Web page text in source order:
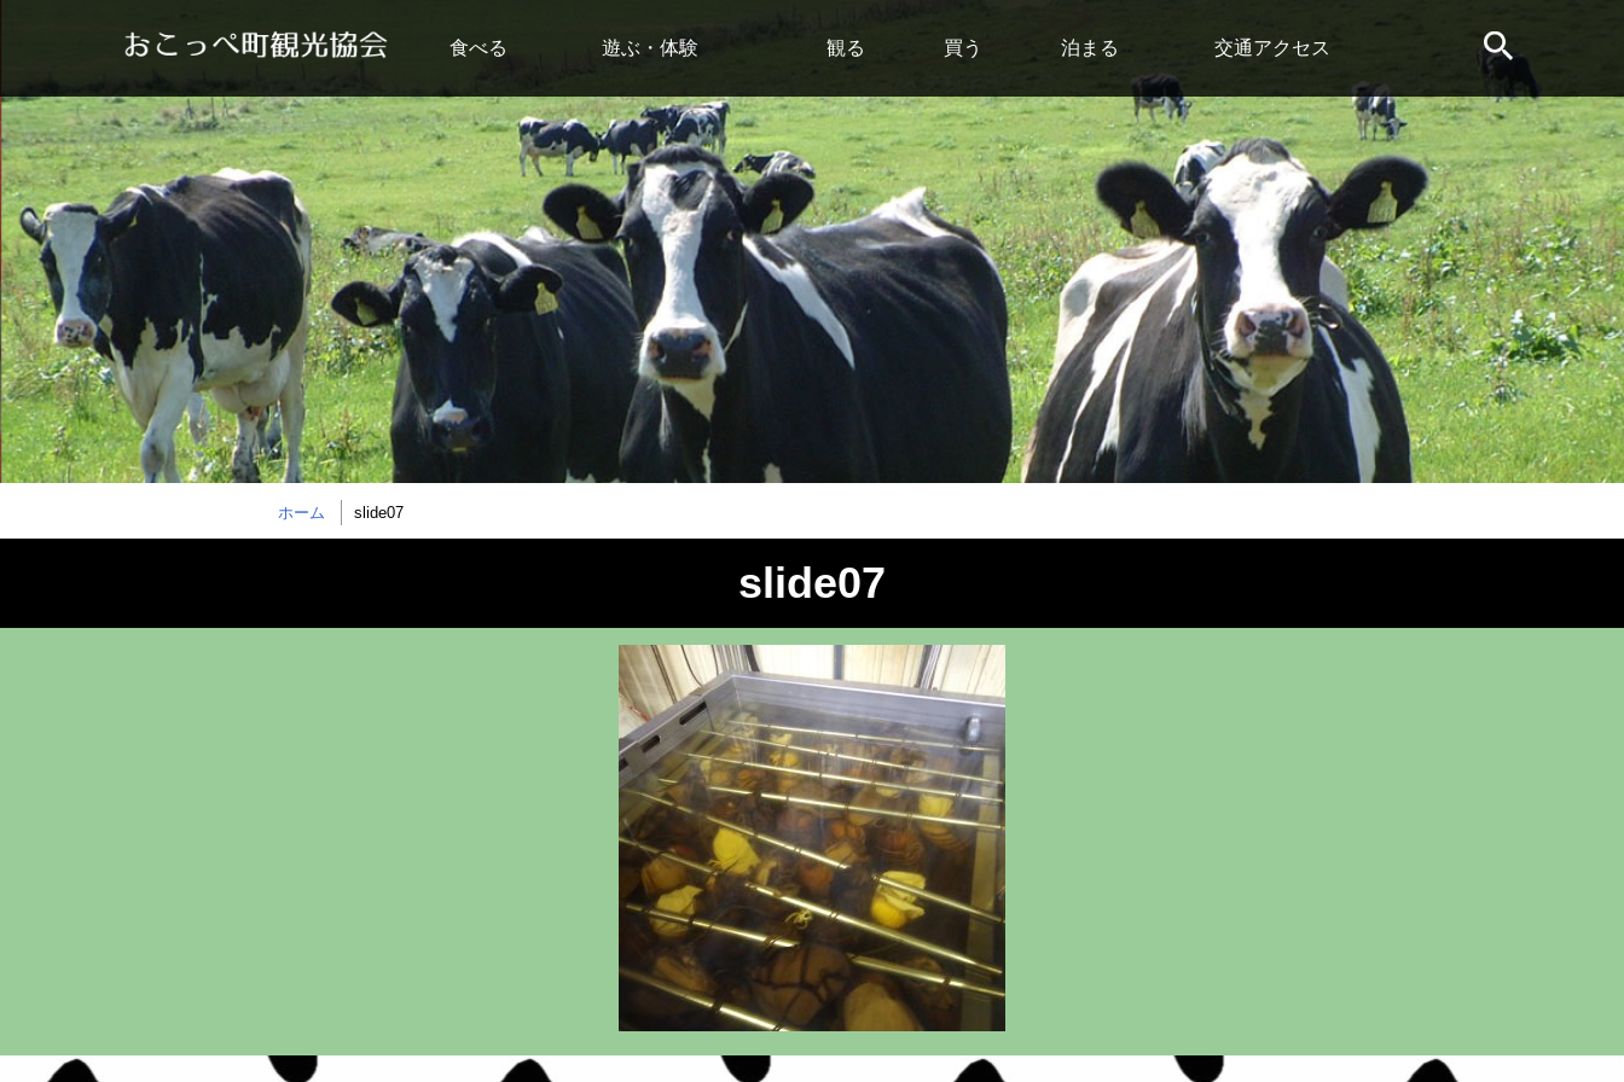
食べる 遊ぶ・体験 観る 買う 泊まる 交通アクセス
ホーム slide07
slide07